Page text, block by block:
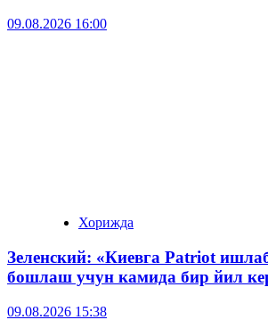
09.08.2026 16:00
Хорижда
Зеленский: «Киевга Patriot
бошлаш учун камида бир йил
09.08.2026 15:38